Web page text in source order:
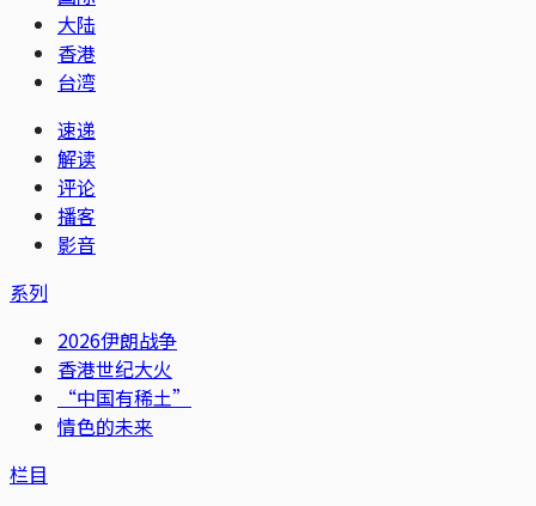
大陆
香港
台湾
速递
解读
评论
播客
影音
系列
2026伊朗战争
香港世纪大火
“中国有稀土”
情色的未来
栏目